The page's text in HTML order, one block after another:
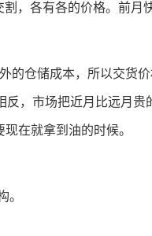
，各有各的价格。前月
的仓储成本，所以交货
反，市场把近月比远月贵
在就拿到油的时候。
。